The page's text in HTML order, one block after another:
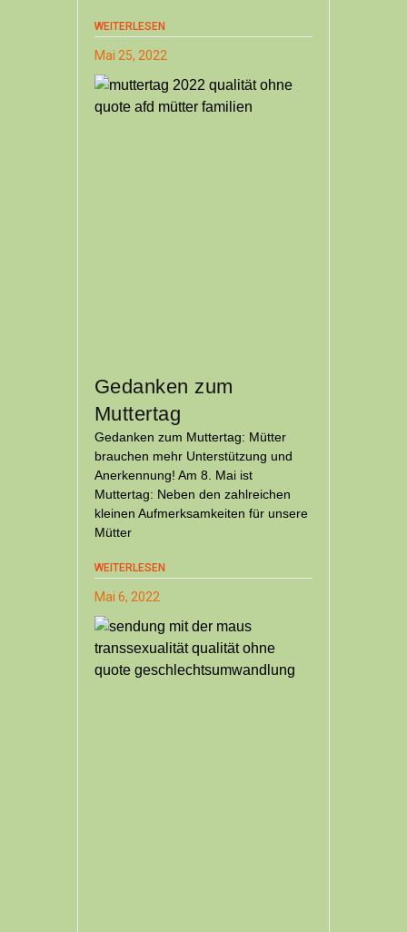
WEITERLESEN
Mai 25, 2022
Gedanken zum
Muttertag
Gedanken zum Muttertag: Mütter
brauchen mehr Unterstützung und
Anerkennung! Am 8. Mai ist
Muttertag: Neben den zahlreichen
kleinen Aufmerksamkeiten für unsere
Mütter
WEITERLESEN
Mai 6, 2022